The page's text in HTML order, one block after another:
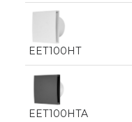
EET100HT
EET100HTA